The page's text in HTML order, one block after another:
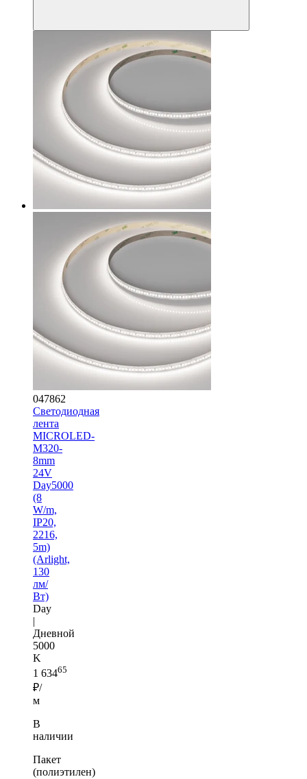
047862
Светодиодная
лента
MICROLED-
M320-
8mm
24V
Day5000
(8
W/m,
IP20,
2216,
5m)
(Arlight,
130
лм/
Вт)
Day
|
Дневной
5000
K
1 63465
₽/
м
В
наличии
Пакет
(полиэтилен)